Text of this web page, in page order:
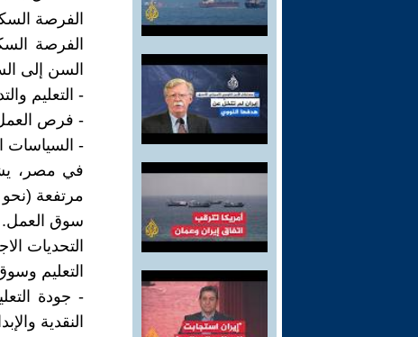
الفرصة
الفرصة
السن إلى
- التعليم
- فرص العمل
- السياسات
سوق العمل.
التحديات
التعليم
- جودة
النقدية